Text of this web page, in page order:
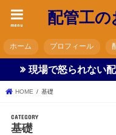
配管工の
menu
ホーム プロフィール
現場で怒られない
HOME 基礎
基礎